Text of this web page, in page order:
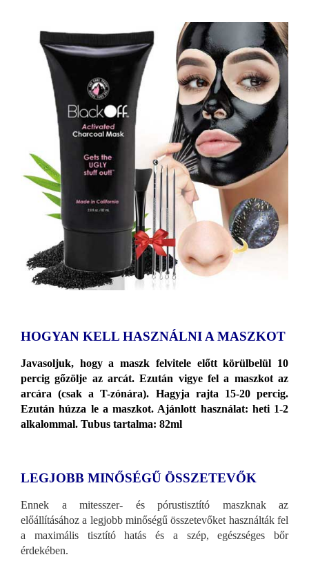
HOGYAN KELL HASZNÁLNI A MASZKOT
Javasoljuk, hogy a maszk felvitele előtt körülbelül 10
percig gőzölje az arcát. Ezután vigye fel a maszkot az
arcára (csak a T-zónára). Hagyja rajta 15-20 percig.
Ezután húzza le a maszkot. Ajánlott használat: heti 1-2
alkalommal. Tubus tartalma: 82ml
LEGJOBB MINŐSÉGŰ ÖSSZETEVŐK
Ennek a mitesszer- és pórustisztító maszknak az
előállításához a legjobb minőségű összetevőket használták fel
a maximális tisztító hatás és a szép, egészséges bőr
érdekében.